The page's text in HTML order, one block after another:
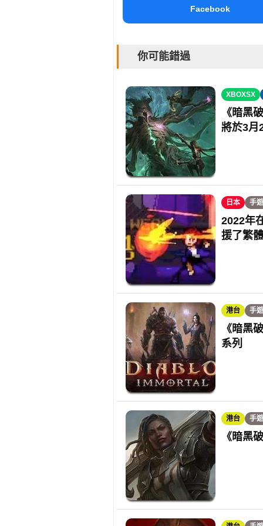
Facebook
你可能錯過
XBOXSX
《暗黑
將於3月
日本 手遊
2022年
援了繁
港台 手遊
《暗黑
系列
港台 手遊
《暗黑